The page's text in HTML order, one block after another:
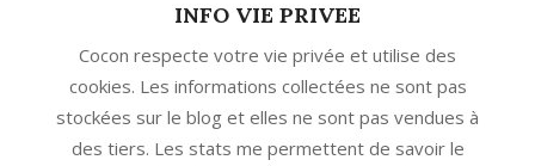
INFO VIE PRIVEE
Cocon respecte votre vie privée et utilise des
cookies. Les informations collectées ne sont pas
stockées sur le blog et elles ne sont pas vendues à
des tiers. Les stats me permettent de savoir le